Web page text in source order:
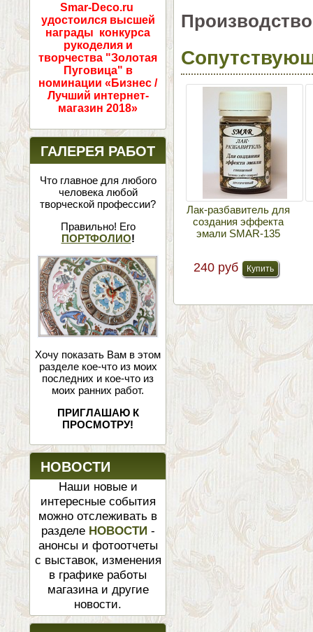
Smar-Deco.ru
удостоился высшей
награды конкурса
рукоделия и
творчества "Золотая
Пуговица" в
номинации «Бизнес /
Лучший интернет-
магазин 2018»
ГАЛЕРЕЯ РАБОТ
Что главное для любого
человека любой
творческой профессии?
Правильно! Его
ПОРТФОЛИО!
Хочу показать Вам в этом
разделе кое-что из моих
последних и кое-что из
моих ранних работ.
ПРИГЛАШАЮ К
ПРОСМОТРУ!
НОВОСТИ
Наши новые и
интересные события
можно отслеживать в
разделе НОВОСТИ -
анонсы и фотоотчеты
с выставок, изменения
в графике работы
магазина и другие
новости.
Лак-разбавитель для
создания эффекта
эмали SMAR-135
240 руб